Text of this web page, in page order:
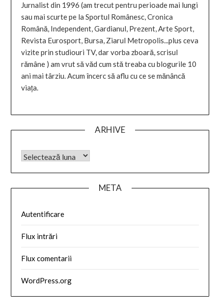
Jurnalist din 1996 (am trecut pentru perioade mai lungi
sau mai scurte pe la Sportul Românesc, Cronica
Română, Independent, Gardianul, Prezent, Arte Sport,
Revista Eurosport, Bursa, Ziarul Metropolis...plus ceva
vizite prin studiouri TV, dar vorba zboară, scrisul
rămâne ) am vrut să văd cum stă treaba cu blogurile 10
ani mai târziu. Acum încerc să aflu cu ce se mănâncă
viața.
ARHIVE
META
Autentificare
Flux intrări
Flux comentarii
WordPress.org